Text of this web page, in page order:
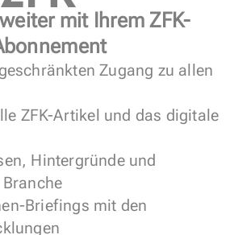
mit Ihrem ZFK-
Zugang zu allen
ZFK-Artikel und das digitale
Hintergründe und
Briefings mit den